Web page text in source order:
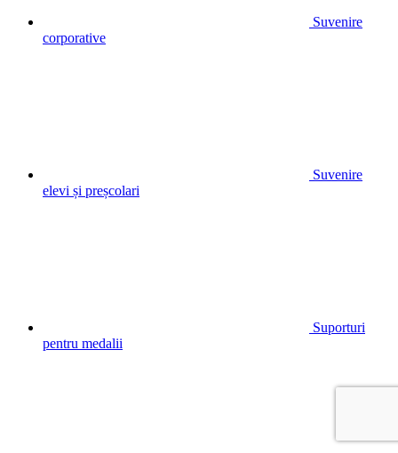
Suvenire
corporative
Suvenire
elevi și preșcolari
Suporturi
pentru medalii